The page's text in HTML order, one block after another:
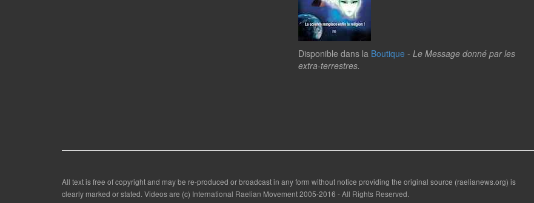
Disponible dans la Boutique - Le Message donné par les
extra-terrestres.
All text is free of copyright and may be re-produced or broadcast in any form without notice providing the original source (raelianews.org) is
clearly marked or stated. Videos are (c) International Raelian Movement 2005-2016 - All Rights Reserved.